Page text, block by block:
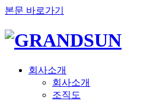
본문 바로가기
회사소개
회사소개
조직도